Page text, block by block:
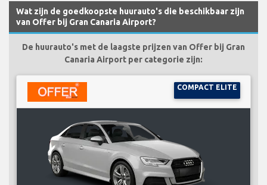
Wat zijn de goedkoopste huurauto's die beschikbaar zijn
van Offer bij Gran Canaria Airport?
De huurauto's met de laagste prijzen van Offer bij Gran
Canaria Airport per categorie zijn:
COMPACT ELITE